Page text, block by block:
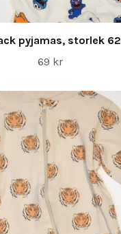
pyjamas, storlek 62
69 kr